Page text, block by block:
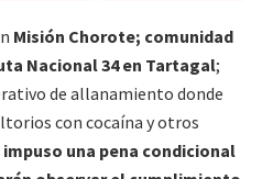
Misión Chorote; comunidad
Nacional 34 en Tartagal;
de allanamiento donde
con cocaína y otros
impuso una pena condicional